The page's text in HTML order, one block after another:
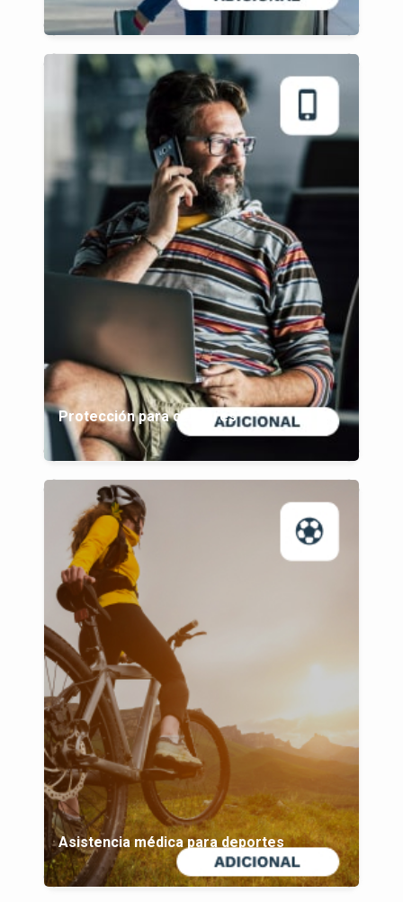
Protección para celulares
Asistencia médica para deportes